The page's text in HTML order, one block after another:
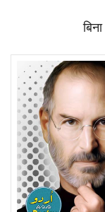
बिना